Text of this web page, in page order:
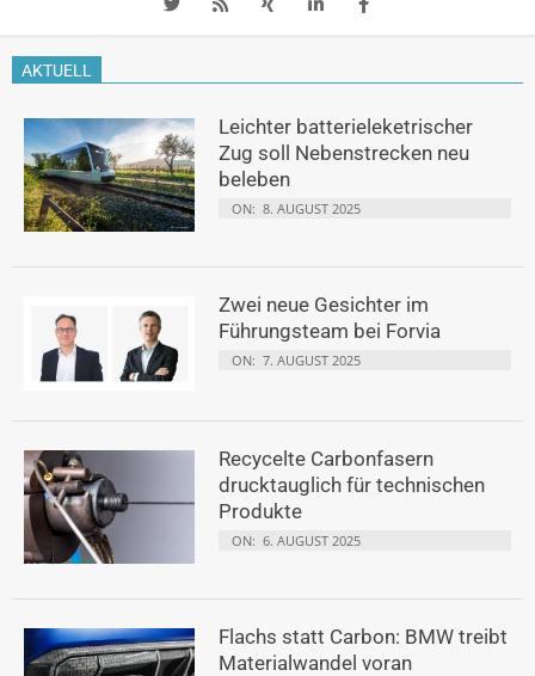
AKTUELL
Leichter batterieleketrischer
Zug soll Nebenstrecken neu
beleben
ON: 8. AUGUST 2025
Zwei neue Gesichter im
Führungsteam bei Forvia
ON: 7. AUGUST 2025
Recycelte Carbonfasern
drucktauglich für technischen
Produkte
ON: 6. AUGUST 2025
Flachs statt Carbon: BMW treibt
Materialwandel voran